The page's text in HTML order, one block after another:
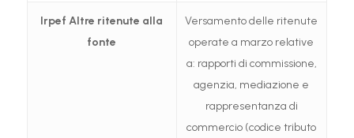
Irpef Altre ritenute alla
fonte
Versamento delle ritenute
operate a marzo relative
a: rapporti di commissione,
agenzia, mediazione e
rappresentanza di
commercio (codice tributo